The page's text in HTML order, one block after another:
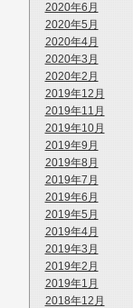
2020年6月
2020年5月
2020年4月
2020年3月
2020年2月
2019年12月
2019年11月
2019年10月
2019年9月
2019年8月
2019年7月
2019年6月
2019年5月
2019年4月
2019年3月
2019年2月
2019年1月
2018年12月